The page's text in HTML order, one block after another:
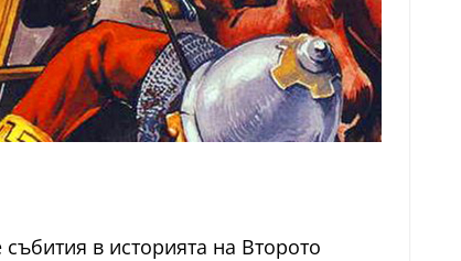
в историята на Второто